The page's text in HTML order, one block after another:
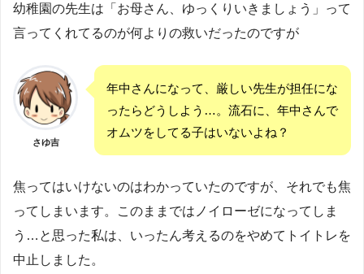
幼稚園の先生は「お母さん、ゆっくりいきましょう」って
言ってくれてるのが何よりの救いだったのですが
さゆ吉
年中さんになって、厳しい先生が担任にな
ったらどうしよう…。流石に、年中さんで
オムツをしてる子はいないよね？
焦ってはいけないのはわかっていたのですが、それでも焦
ってしまいます。このままではノイローゼになってしま
う…と思った私は、いったん考えるのをやめてトイトレを
中止しました。